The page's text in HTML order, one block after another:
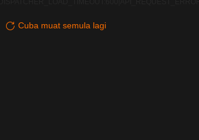
Cuba muat semula lagi